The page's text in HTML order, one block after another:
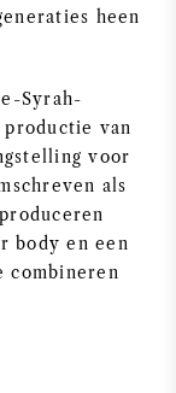
heen
Syrah-
van
voor
als
body en een
combineren